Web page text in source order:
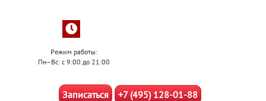
Режим работы:
Пн–Вс: с 9:00 до 21:00
Записаться +7 (495) 128-01-88